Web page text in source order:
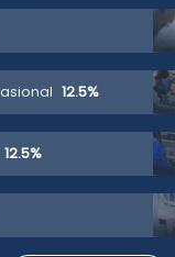
12.5%
12.5%